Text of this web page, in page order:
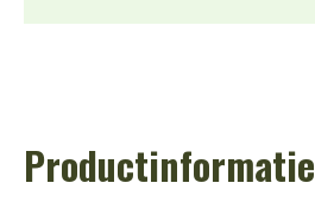
Productinformatie